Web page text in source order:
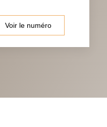
Voir le numéro